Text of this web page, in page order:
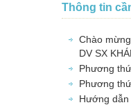
Thông tin
Chào
DV SX
Phương
Phương
Hướng